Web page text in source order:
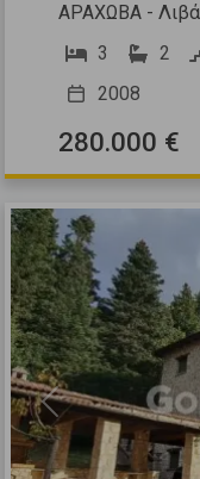
ΑΡΑΧΩΒΑ -
3
2
2008
280.000 €
Previous